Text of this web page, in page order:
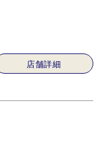
店舗詳細